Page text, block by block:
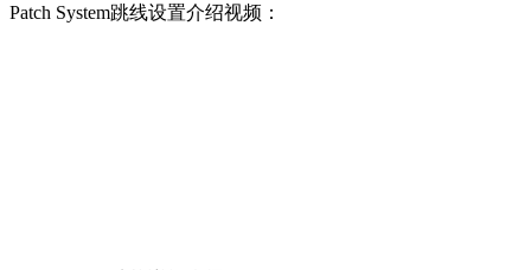
Patch System跳线设置介绍视频：